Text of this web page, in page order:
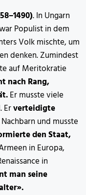
. In Ungarn
Populist in dem
Volk mischte, um
denken. Zumindest
auf Meritokratie
nach Rang,
Er musste viele
Erverteidigte
und musste
den Staat,
in Europa,
in
man seine